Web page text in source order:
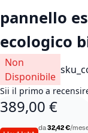
pannello
ecologico
Non
Disponibile
Sii il primo a
389,00 €
da32,42 €/